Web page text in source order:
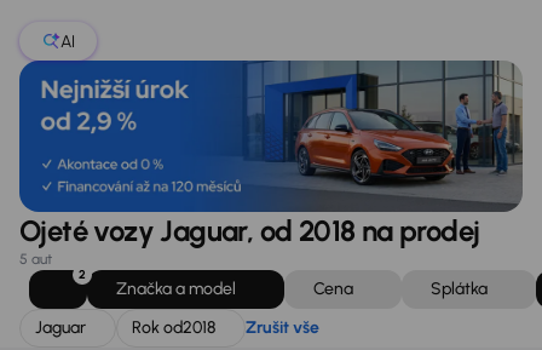
AI
Ojeté vozy Jaguar, od 2018 na prodej
5 aut
2
Značka a model Cena
Splátka
Jaguar
Rok od2018 Zrušit vše